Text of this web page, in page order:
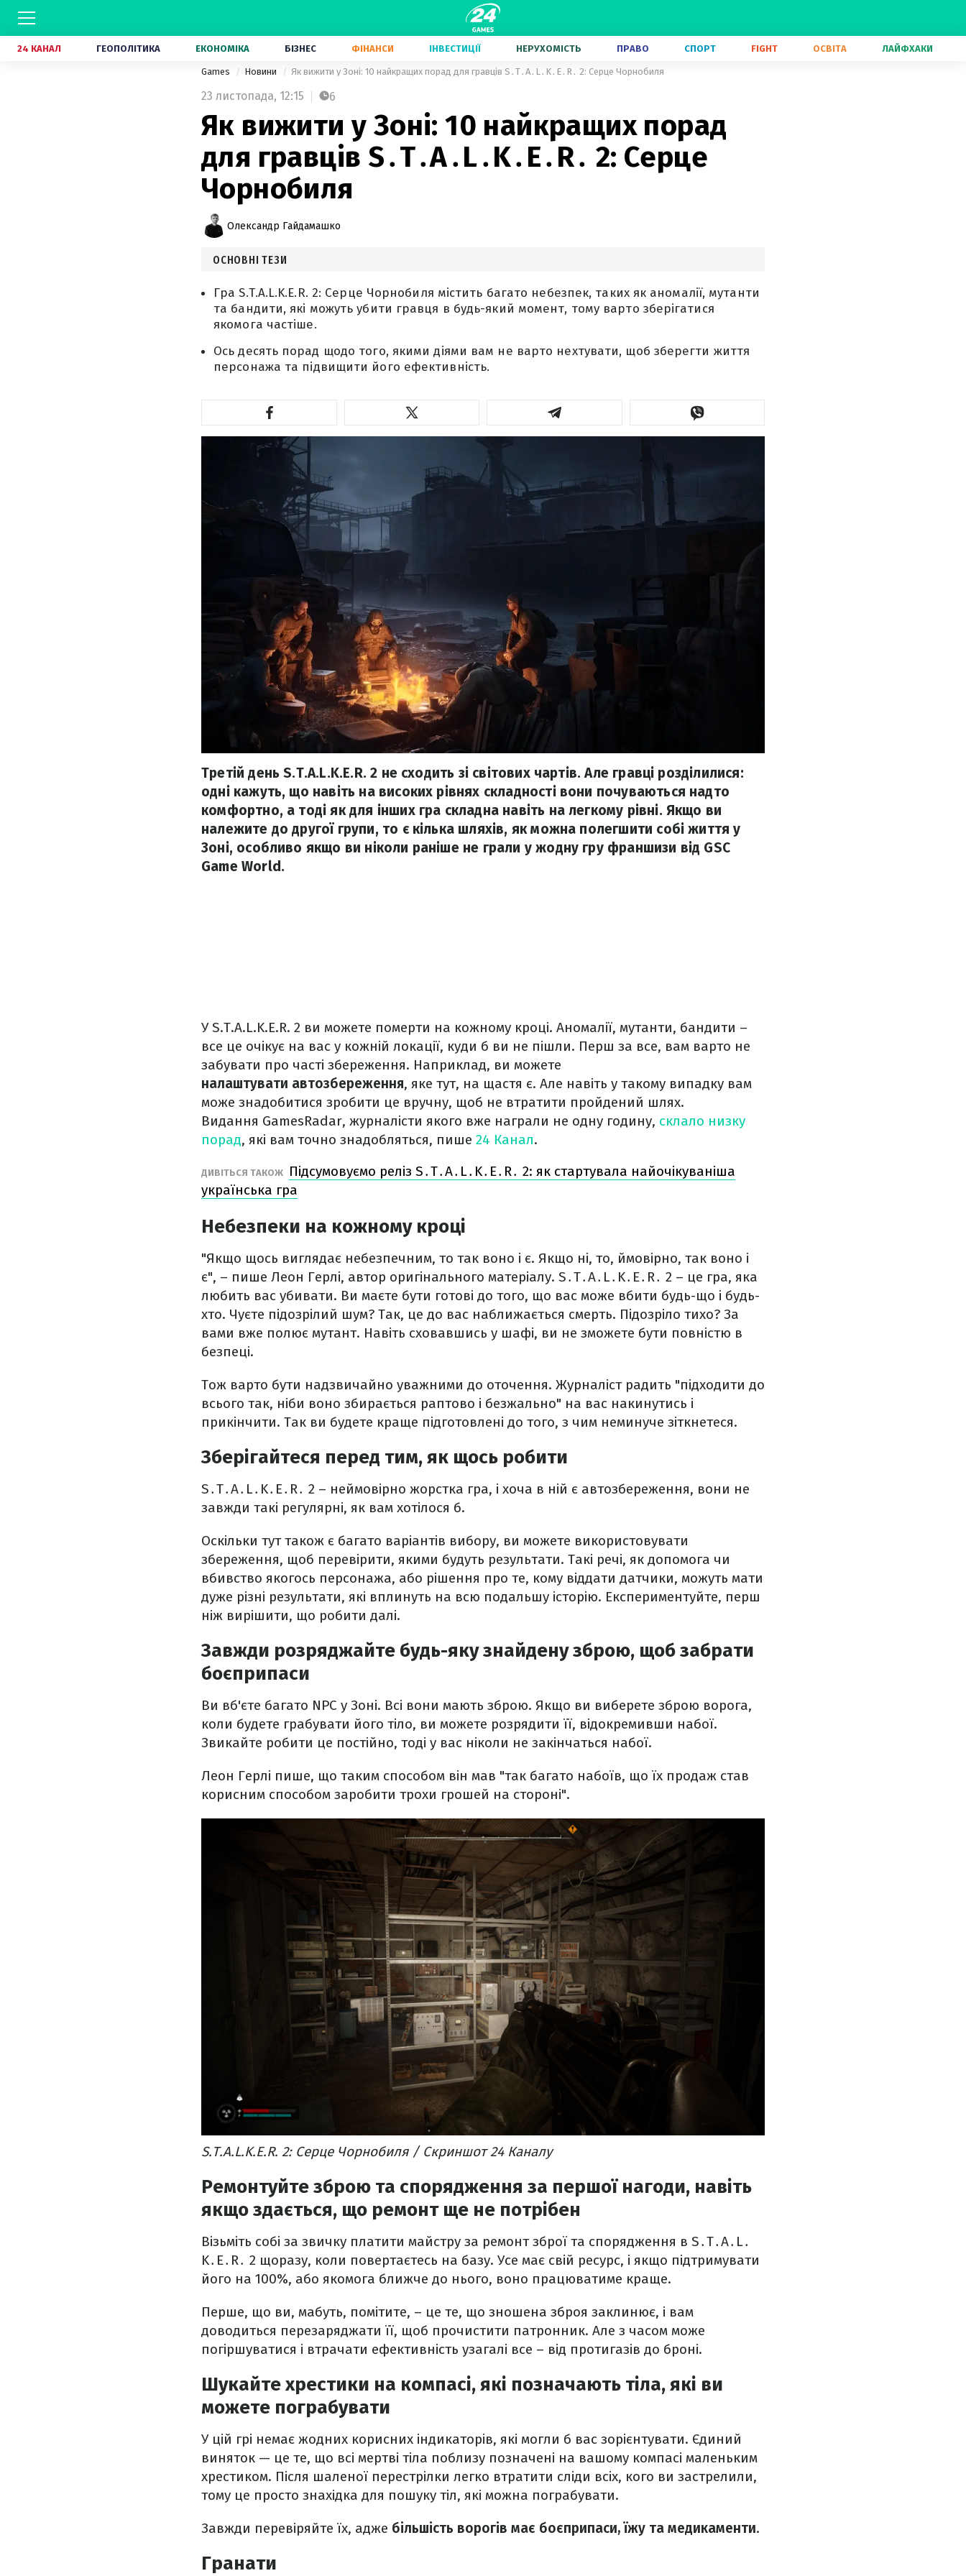
24 КАНАЛ ГЕОПОЛІТИКА ЕКОНОМІКА БІЗНЕС ФІНАНСИ ІНВЕСТИЦІЇ НЕРУХОМІСТЬ ПРАВО СПОРТ FIGHT ОСВІТА ЛАЙФХАКИ
Games Новини Як вижити у Зоні: 10 найкращих порад для гравців S․T․A․L․K․E․R․ 2: Серце Чорнобиля
23 листопада, 12:15 6
Як вижити у Зоні: 10 найкращих порад
для гравців S․T․A․L․K․E․R․ 2: Серце
Чорнобиля
Олександр Гайдамашко
ОСНОВНІ ТЕЗИ
Гра S.T.A.L.K.E.R. 2: Серце Чорнобиля містить багато небезпек, таких як аномалії, мутанти
та бандити, які можуть убити гравця в будь-який момент, тому варто зберігатися
якомога частіше.
Ось десять порад щодо того, якими діями вам не варто нехтувати, щоб зберегти життя
персонажа та підвищити його ефективність.
Третій день S.T.A.L.K.E.R. 2 не сходить зі світових чартів. Але гравці розділилися:
одні кажуть, що навіть на високих рівнях складності вони почуваються надто
комфортно, а тоді як для інших гра складна навіть на легкому рівні. Якщо ви
належите до другої групи, то є кілька шляхів, як можна полегшити собі життя у
Зоні, особливо якщо ви ніколи раніше не грали у жодну гру франшизи від GSC
Game World.
У S.T.A.L.K.E.R. 2 ви можете померти на кожному кроці. Аномалії, мутанти, бандити –
все це очікує на вас у кожній локації, куди б ви не пішли. Перш за все, вам варто не
забувати про часті збереження. Наприклад, ви можете
налаштувати автозбереження, яке тут, на щастя є. Але навіть у такому випадку вам
може знадобитися зробити це вручну, щоб не втратити пройдений шлях.
Видання GamesRadar, журналісти якого вже награли не одну годину, склало низку
порад, які вам точно знадобляться, пише 24 Канал.
ДИВІТЬСЯ ТАКОЖ
Підсумовуємо реліз S․T․A․L․K․E․R․ 2: як стартувала найочікуваніша
українська гра
Небезпеки на кожному кроці
"Якщо щось виглядає небезпечним, то так воно і є. Якщо ні, то, ймовірно, так воно і
є", – пише Леон Герлі, автор оригінального матеріалу. S․T․A․L․K․E․R․ 2 – це гра, яка
любить вас убивати. Ви маєте бути готові до того, що вас може вбити будь-що і будь-
хто. Чуєте підозрілий шум? Так, це до вас наближається смерть. Підозріло тихо? За
вами вже полює мутант. Навіть сховавшись у шафі, ви не зможете бути повністю в
безпеці.
Тож варто бути надзвичайно уважними до оточення. Журналіст радить "підходити до
всього так, ніби воно збирається раптово і безжально" на вас накинутись і
прикінчити. Так ви будете краще підготовлені до того, з чим неминуче зіткнетеся.
Зберігайтеся перед тим, як щось робити
S․T․A․L․K․E․R․ 2 – неймовірно жорстка гра, і хоча в ній є автозбереження, вони не
завжди такі регулярні, як вам хотілося б.
Оскільки тут також є багато варіантів вибору, ви можете використовувати
збереження, щоб перевірити, якими будуть результати. Такі речі, як допомога чи
вбивство якогось персонажа, або рішення про те, кому віддати датчики, можуть мати
дуже різні результати, які вплинуть на всю подальшу історію. Експериментуйте, перш
ніж вирішити, що робити далі.
Завжди розряджайте будь-яку знайдену зброю, щоб забрати
боєприпаси
Ви вб'єте багато NPC у Зоні. Всі вони мають зброю. Якщо ви виберете зброю ворога,
коли будете грабувати його тіло, ви можете розрядити її, відокремивши набої.
Звикайте робити це постійно, тоді у вас ніколи не закінчаться набої.
Леон Герлі пише, що таким способом він мав "так багато набоїв, що їх продаж став
корисним способом заробити трохи грошей на стороні".
S.T.A.L.K.E.R. 2: Серце Чорнобиля / Скриншот 24 Каналу
Ремонтуйте зброю та спорядження за першої нагоди, навіть
якщо здається, що ремонт ще не потрібен
Візьміть собі за звичку платити майстру за ремонт зброї та спорядження в S․T․A․L․
K․E․R․ 2 щоразу, коли повертаєтесь на базу. Усе має свій ресурс, і якщо підтримувати
його на 100%, або якомога ближче до нього, воно працюватиме краще.
Перше, що ви, мабуть, помітите, – це те, що зношена зброя заклинює, і вам
доводиться перезаряджати її, щоб прочистити патронник. Але з часом може
погіршуватися і втрачати ефективність узагалі все – від протигазів до броні.
Шукайте хрестики на компасі, які позначають тіла, які ви
можете пограбувати
У цій грі немає жодних корисних індикаторів, які могли б вас зорієнтувати. Єдиний
виняток — це те, що всі мертві тіла поблизу позначені на вашому компасі маленьким
хрестиком. Після шаленої перестрілки легко втратити сліди всіх, кого ви застрелили,
тому це просто знахідка для пошуку тіл, які можна пограбувати.
Завжди перевіряйте їх, адже більшість ворогів має боєприпаси, їжу та медикаменти.
Гранати